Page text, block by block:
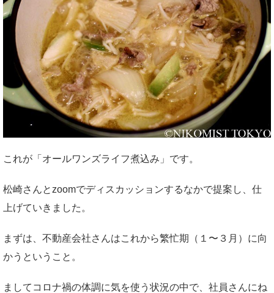
これが「オールワンズライフ煮込み」です。
松崎さんとzoomでディスカッションするなかで提案し、仕
上げていきました。
まずは、不動産会社さんはこれから繁忙期（１〜３月）に向
かうということ。
ましてコロナ禍の体調に気を使う状況の中で、社員さんにね